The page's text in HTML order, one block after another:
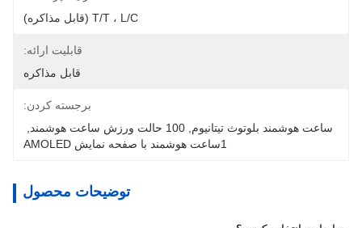
T/T ، L/C (قابل مذاکره)
قابلیت ارائه:
قابل مذاکره
برجسته کردن:
ساعت هوشمند بلوتوث تیتانیوم 100 حالت ورزش ساعت هوشمند
1ساعت هوشمند با صفحه نمایش AMOLED
توضیحات محصول